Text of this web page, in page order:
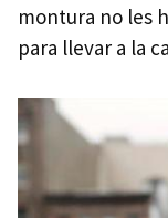
montura no les
para llevar a la